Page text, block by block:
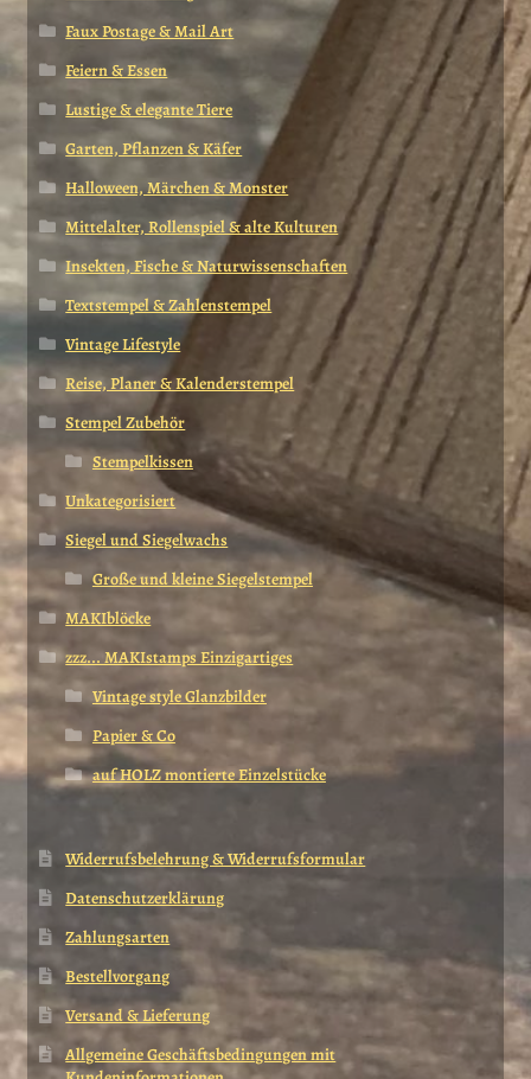
Faux Postage & Mail Art
Feiern & Essen
Lustige & elegante Tiere
Garten, Pflanzen & Käfer
Halloween, Märchen & Monster
Mittelalter, Rollenspiel & alte Kulturen
Insekten, Fische & Naturwissenschaften
Textstempel & Zahlenstempel
Vintage Lifestyle
Reise, Planer & Kalenderstempel
Stempel Zubehör
Stempelkissen
Unkategorisiert
Siegel und Siegelwachs
Große und kleine Siegelstempel
MAKIblöcke
zzz... MAKIstamps Einzigartiges
Vintage style Glanzbilder
Papier & Co
auf HOLZ montierte Einzelstücke
Widerrufsbelehrung & Widerrufsformular
Datenschutzerklärung
Zahlungsarten
Bestellvorgang
Versand & Lieferung
Allgemeine Geschäftsbedingungen mit